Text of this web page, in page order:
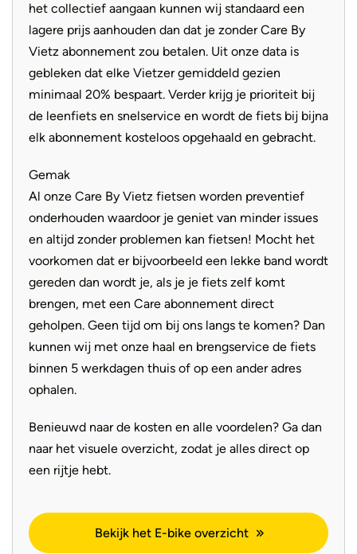
De LED Remote op de Riese & Müller Culture-fiets biedt
fietsers eenvoudige controle over de verlichting, waardoor
ze snel kunnen schakelen tussen verschillende modi voor
verbeterde zichtbaarheid en veiligheid tijdens het rijden,
dag en nacht.
in de wereld van elektrische fietsen, en wat deze fiets
echt uniek maakt, gaat verder dan zijn indrukwekkende
specificaties alleen. De Riese & Müller Culture
onderscheidt zich door zijn stijlvolle design, geavanceerde
aandrijfsysteem en toewijding aan kwaliteit en
duurzaamheid. Met een comfortabele rijervaring en een
krachtige motor biedt deze elektrische fiets een unieke
combinatie van prestaties en maatschappelijke
verantwoordelijkheid.
De Riese & Müller Culture-fiets heeft verschillende
De Vario variant kenmerkt zich door een enviolo
ingebouwd zijn in de naaf van het achterwiel. Hierdoor
gaat het schakelen gemakkelijk en soepel.
het collectief aangaan kunnen wij standaard een
lagere prijs aanhouden dan dat je zonder Care By
Vietz abonnement zou betalen. Uit onze data is
gebleken dat elke Vietzer gemiddeld gezien
minimaal 20% bespaart. Verder krijg je prioriteit bij
de leenfiets en snelservice en wordt de fiets bij bijna
elk abonnement kosteloos opgehaald en gebracht.
Gemak
Al onze Care By Vietz fietsen worden preventief
onderhouden waardoor je geniet van minder issues
en altijd zonder problemen kan fietsen! Mocht het
voorkomen dat er bijvoorbeeld een lekke band wordt
gereden dan wordt je, als je je fiets zelf komt
brengen, met een Care abonnement direct
geholpen. Geen tijd om bij ons langs te komen? Dan
kunnen wij met onze haal en brengservice de fiets
binnen 5 werkdagen thuis of op een ander adres
ophalen.
Benieuwd naar de kosten en alle voordelen? Ga dan
naar het visuele overzicht, zodat je alles direct op
een rijtje hebt.
Bekijk het E-bike overzicht